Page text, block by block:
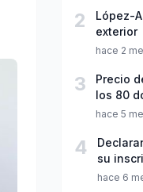
2
López-
exterior
hace 2
3
Precio
los 80
hace 5
4
su
hace 6